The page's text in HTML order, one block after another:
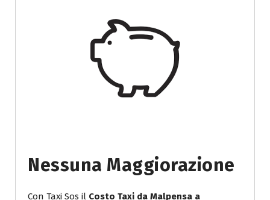
Nessuna Maggiorazione
Con Taxi Sos il Costo Taxi da Malpensa a